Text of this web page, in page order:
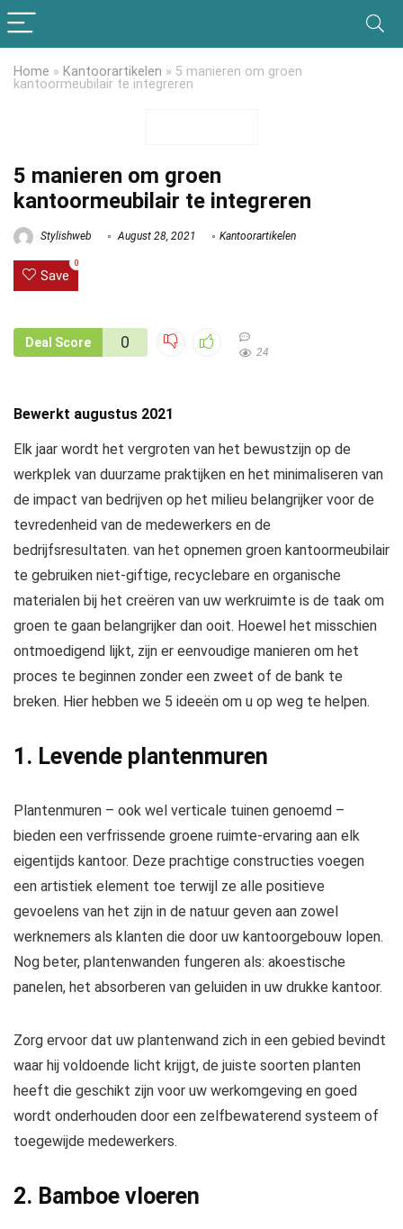
Home » Kantoorartikelen » 5 manieren om groen
kantoormeubilair te integreren
5 manieren om groen
kantoormeubilair te integreren
Stylishweb August 28, 2021 Kantoorartikelen
Save
0
Deal Score 0
24
Bewerkt augustus 2021
Elk jaar wordt het vergroten van het bewustzijn op de
werkplek van duurzame praktijken en het minimaliseren van
de impact van bedrijven op het milieu belangrijker voor de
tevredenheid van de medewerkers en de
bedrijfsresultaten. van het opnemen groen kantoormeubilair
te gebruiken niet-giftige, recyclebare en organische
materialen bij het creëren van uw werkruimte is de taak om
groen te gaan belangrijker dan ooit. Hoewel het misschien
ontmoedigend lijkt, zijn er eenvoudige manieren om het
proces te beginnen zonder een zweet of de bank te
breken. Hier hebben we 5 ideeën om u op weg te helpen.
1. Levende plantenmuren
Plantenmuren – ook wel verticale tuinen genoemd –
bieden een verfrissende groene ruimte-ervaring aan elk
eigentijds kantoor. Deze prachtige constructies voegen
een artistiek element toe terwijl ze alle positieve
gevoelens van het zijn in de natuur geven aan zowel
werknemers als klanten die door uw kantoorgebouw lopen.
Nog beter, plantenwanden fungeren als: akoestische
panelen, het absorberen van geluiden in uw drukke kantoor.
Zorg ervoor dat uw plantenwand zich in een gebied bevindt
waar hij voldoende licht krijgt, de juiste soorten planten
heeft die geschikt zijn voor uw werkomgeving en goed
wordt onderhouden door een zelfbewaterend systeem of
toegewijde medewerkers.
2. Bamboe vloeren